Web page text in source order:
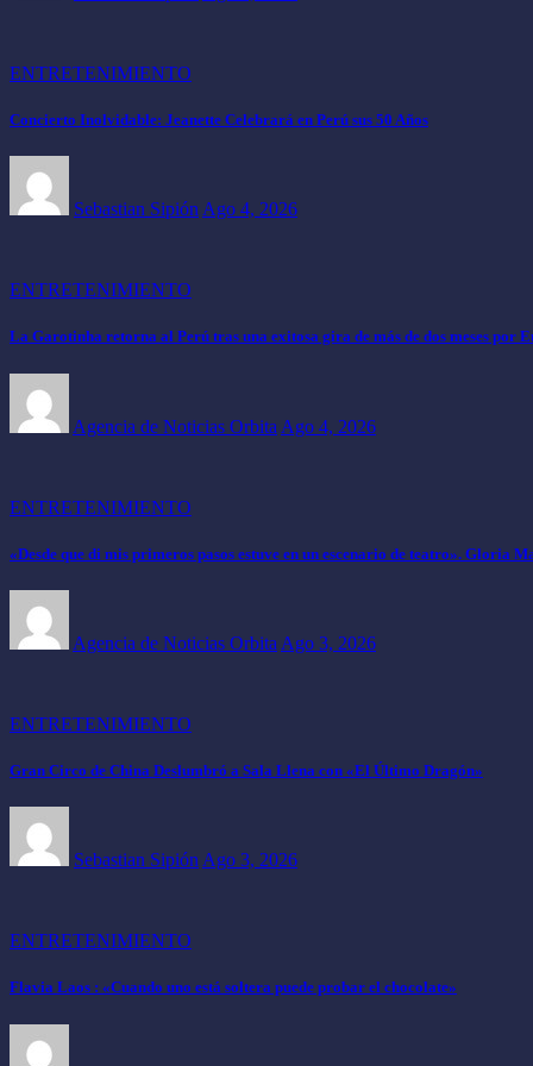
ENTRETENIMIENTO
Concierto Inolvidable: Jeanette Celebrará en Perú sus 50 Años
Sebastian Sipión Ago 4, 2026
ENTRETENIMIENTO
La Garotinha retorna al Perú tras una exitosa gira de más de dos meses por
Agencia de Noticias Orbita Ago 4, 2026
ENTRETENIMIENTO
«Desde que di mis primeros pasos estuve en un escenario de teatro». Gloria
Agencia de Noticias Orbita Ago 3, 2026
ENTRETENIMIENTO
Gran Circo de China Deslumbró a Sala Llena con «El Último Dragón»
Sebastian Sipión Ago 3, 2026
ENTRETENIMIENTO
Flavia Laos : «Cuando uno está soltera puede probar el chocolate»